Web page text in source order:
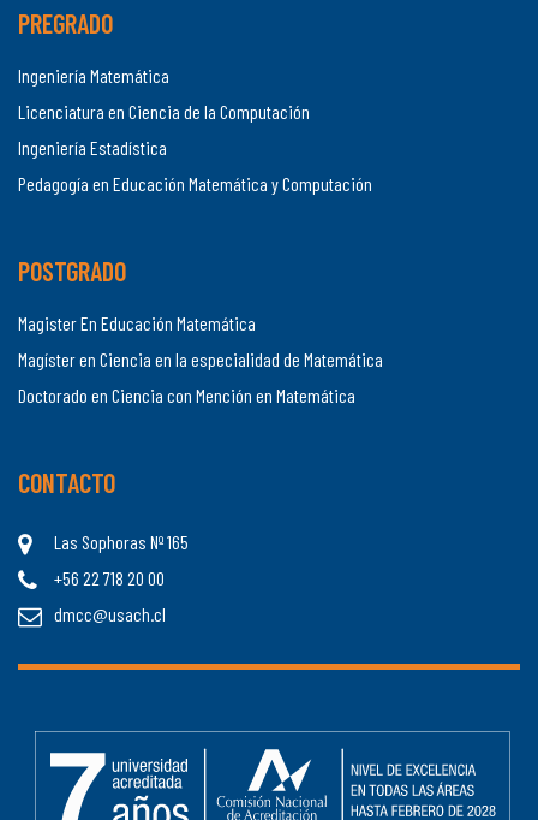
PREGRADO
Ingeniería Matemática
Licenciatura en Ciencia de la Computación
Ingeniería Estadística
Pedagogía en Educación Matemática y Computación
POSTGRADO
Magister En Educación Matemática
Magíster en Ciencia en la especialidad de Matemática
Doctorado en Ciencia con Mención en Matemática
CONTACTO
Las Sophoras Nº 165
+56 22 718 20 00
dmcc@usach.cl